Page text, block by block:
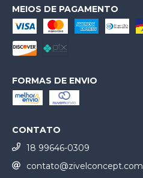
MEIOS DE PAGAMENTO
FORMAS DE ENVIO
CONTATO
18 99646-0309
contato@zivelconcept.com